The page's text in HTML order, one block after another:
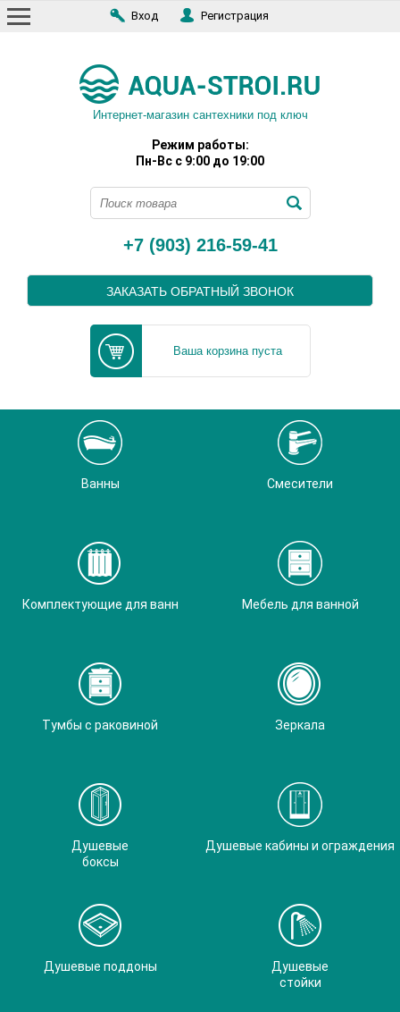
Вход Регистрация
Интернет-магазин сантехники под ключ
Режим работы:
Пн-Вс с 9:00 до 19:00
+7 (903) 216-59-41
ЗАКАЗАТЬ ОБРАТНЫЙ ЗВОНОК
Ваша корзина пуста
Ванны Смесители
Комплектующие для ванн Мебель для ванной
Тумбы с раковиной Зеркала
Душевые
боксы
Душевые кабины и ограждения
Душевые поддоны
Душевые
стойки